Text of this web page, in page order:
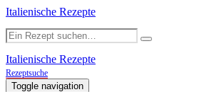
Italienische Rezepte
Italienische Rezepte
Rezeptsuche
Toggle navigation